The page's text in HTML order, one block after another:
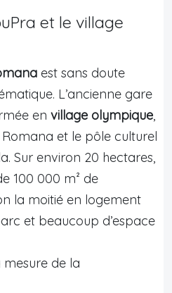
et le village
est sans doute
L’ancienne gare
en village olympique,
et le pôle culturel
Sur environ 20 hectares,
100 000 m² de
la moitié en logement
et beaucoup d’espace
de la